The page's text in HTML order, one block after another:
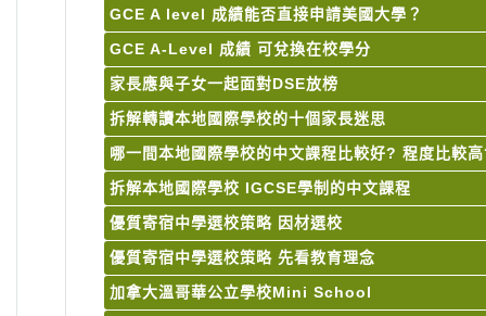
GCE A level 成績能否直接申請美國大學？
GCE A-Level 成績 可兌換在校學分
家長應與子女一起面對DSE放榜
拆解轉讀本地國際學校的十個家長迷思
哪一間本地國際學校的中文課程比較好? 程度比較
拆解本地國際學校 IGCSE學制的中文課程
優質寄宿中學選校策略 因材選校
優質寄宿中學選校策略 先看教育理念
加拿大溫哥華公立學校Mini School